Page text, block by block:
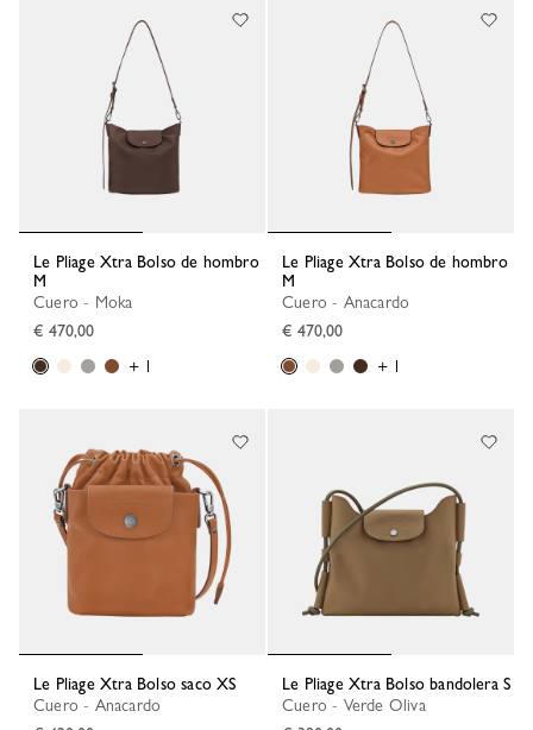
Le Pliage Xtra Bolso de hombro
M
Cuero - Moka
€ 470,00
+ 1
Le Pliage Xtra Bolso de hombro
M
Cuero - Anacardo
€ 470,00
+ 1
Le Pliage Xtra Bolso saco XS
Cuero - Anacardo
Le Pliage Xtra Bolso bandolera S
Cuero - Verde Oliva